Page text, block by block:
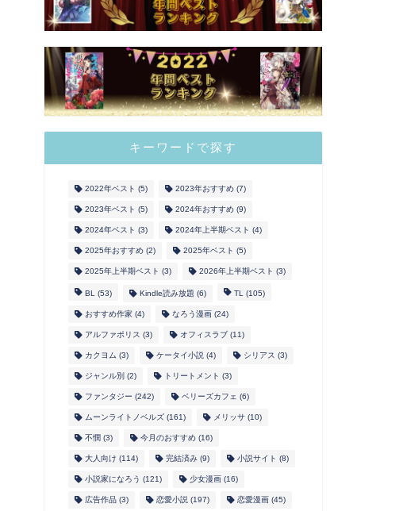
キーワードで探す
2022年ベスト (5) 2023年おすすめ(7)
2023年ベスト (5) 2024年おすすめ(9)
2024年ベスト (3) 2024年上半期ベスト (4)
2025年おすすめ(2) 2025年ベスト (5)
2025年上半期ベスト (3) 2026年上半期ベスト (3)
BL (53) Kindle読み放題 (6) TL (105)
おすすめ作家(4) なろう漫画(24)
アルファポリス (3) オフィスラブ(11)
カクヨム (3) ケータイ小説 (4) シリアス (3)
ジャンル別 (2) トリートメント (3)
ファンタジー (242) ベリーズカフェ (6)
ムーンライトノベルズ(161) メリッサ(10)
不憫 (3) 今月のおすすめ(16)
大人向け (114) 完結済み(9) 小説サイト (8)
小説家になろう (121) 少女漫画(16)
広告作品(3) 恋愛小説 (197) 恋愛漫画(45)